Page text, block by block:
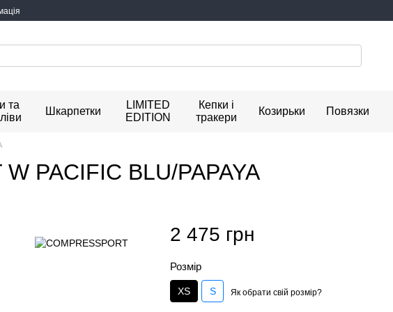
та
Шкарпетки
LIMITED
EDITION
Кепки і
тракери
Козирьки Повязки
PACIFIC BLU/PAPAYA
2 475 грн
Розмір
XS S Як обрати свій розмір?